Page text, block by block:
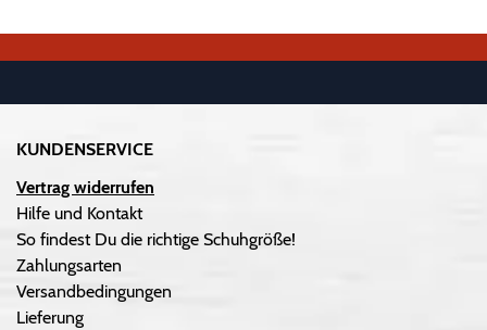
KUNDENSERVICE
Vertrag widerrufen
Hilfe und Kontakt
So findest Du die richtige Schuhgröße!
Zahlungsarten
Versandbedingungen
Lieferung